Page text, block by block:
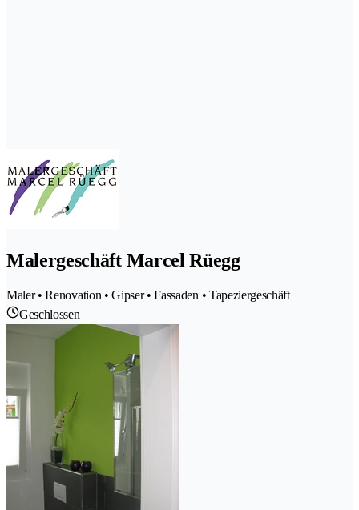
Malergeschäft Marcel Rüegg
Maler • Renovation • Gipser • Fassaden • Tapeziergeschäft
Geschlossen